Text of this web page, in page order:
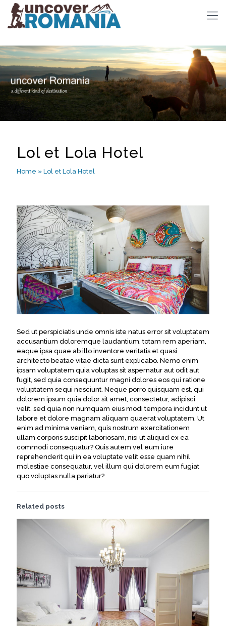
Lol et Lola Hotel
Home » Lol et Lola Hotel
Sed ut perspiciatis unde omnis iste natus error sit voluptatem
accusantium doloremque laudantium, totam rem aperiam,
eaque ipsa quae ab illo inventore veritatis et quasi
architecto beatae vitae dicta sunt explicabo. Nemo enim
ipsam voluptatem quia voluptas sit aspernatur aut odit aut
fugit, sed quia consequuntur magni dolores eos qui ratione
voluptatem sequi nesciunt. Neque porro quisquam est, qui
dolorem ipsum quia dolor sit amet, consectetur, adipisci
velit, sed quia non numquam eius modi tempora incidunt ut
labore et dolore magnam aliquam quaerat voluptatem. Ut
enim ad minima veniam, quis nostrum exercitationem
ullam corporis suscipit laboriosam, nisi ut aliquid ex ea
commodi consequatur? Quis autem vel eum iure
reprehenderit qui in ea voluptate velit esse quam nihil
molestiae consequatur, vel illum qui dolorem eum fugiat
quo voluptas nulla pariatur?
Related posts